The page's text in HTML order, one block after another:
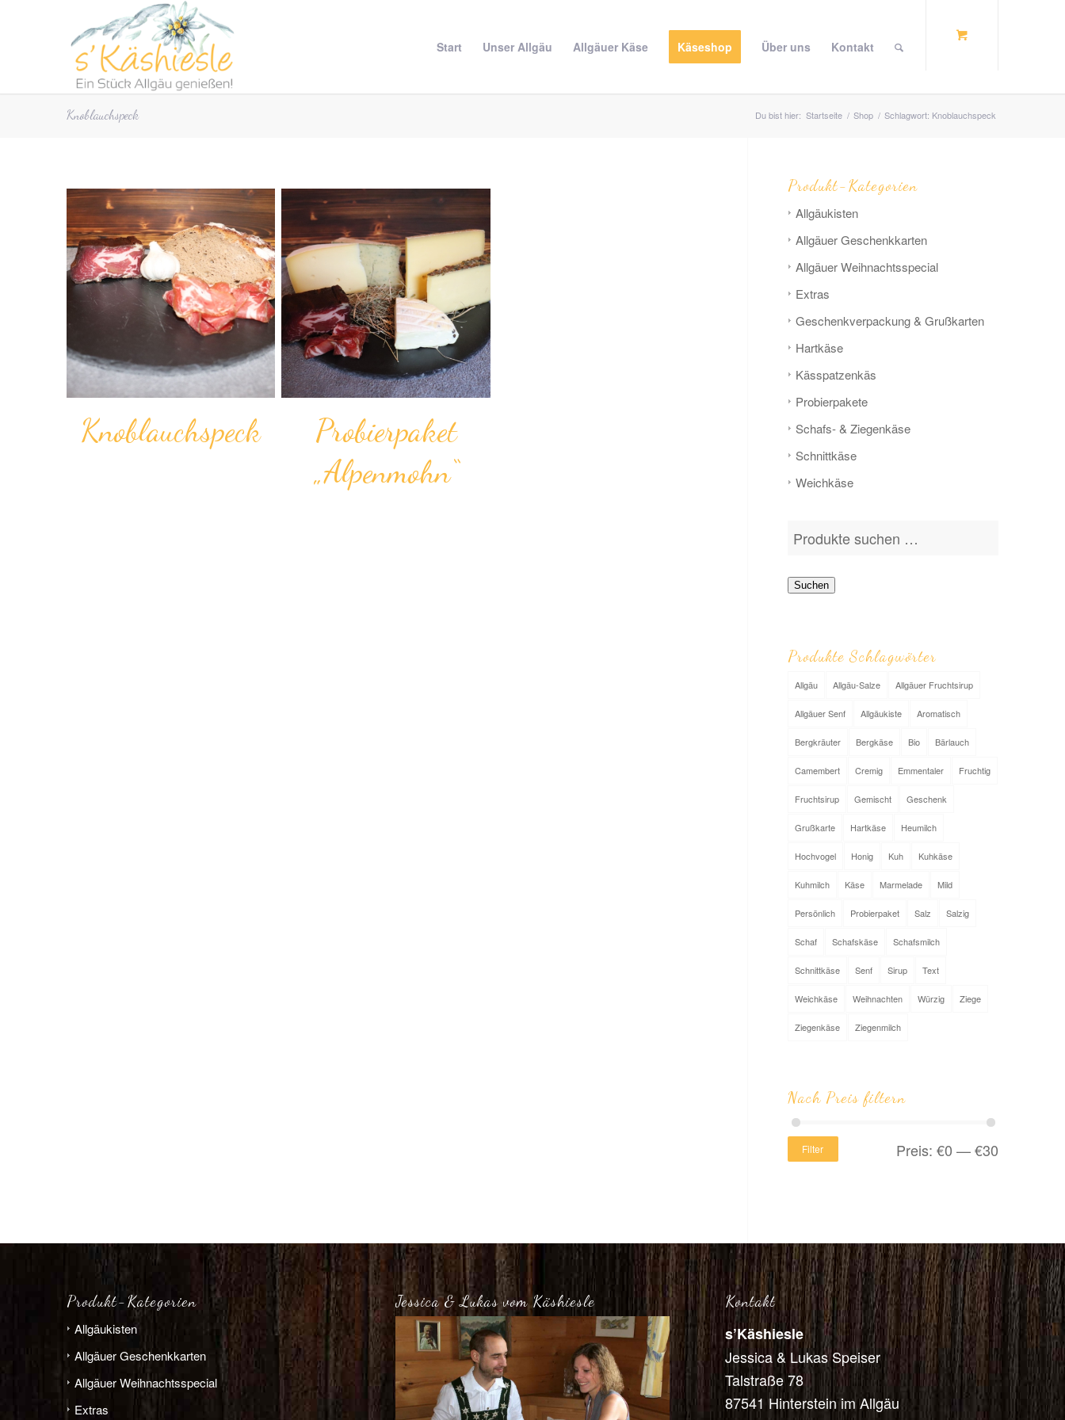
Start Unser Allgäu Allgäuer Käse Käseshop Über uns Kontakt
Knoblauchspeck Du bist hier: Startseite / Shop / Schlagwort: Knoblauchspeck
Knoblauch­speck
Probierpaket
„Alpenmohn“
Produkt-Kategorien
Allgäu­­kisten
Allgäuer Geschenkkarten
Allgäuer Weihnachts­­special
Extras
Geschenk­verpackung & Grußkarten
Hart­­käse
Käs­­spatzen­käs
Probier­pakete
Schafs- & Ziegen­­käse
Schnitt­­käse
Weich­­käse
Suchen
Produkte Schlagwörter
Allgäu Allgäu-Salze Allgäuer Fruchtsirup
Allgäuer Senf Allgäukiste Aromatisch
Bergkräuter Bergkäse Bio Bärlauch
Camembert Cremig Emmentaler Fruchtig
Fruchtsirup Gemischt Geschenk
Grußkarte Hartkäse Heumilch
Hochvogel Honig Kuh Kuhkäse
Kuhmilch Käse Marmelade Mild
Persönlich Probierpaket Salz Salzig
Schaf Schafskäse Schafsmilch
Schnittkäse Senf Sirup Text
Weichkäse Weihnachten Würzig Ziege
Ziegenkäse Ziegenmilch
Nach Preis filtern
Filter Preis:€0 —€30
Produkt-Kategorien
Allgäu­­kisten
Allgäuer Geschenkkarten
Allgäuer Weihnachts­­special
Extras
Jessica & Lukas vom Käshiesle Kontakt
s’Käshiesle
Jessica & Lukas Speiser
Talstraße 78
87541 Hinterstein im Allgäu